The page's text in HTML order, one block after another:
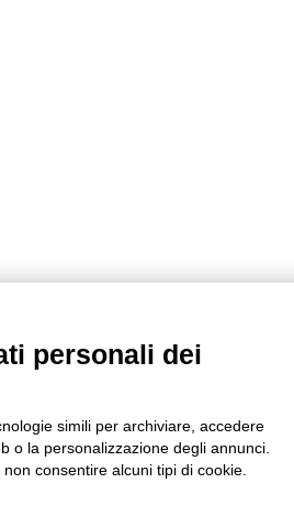
personali dei
simili per archiviare, accedere
o la personalizzazione degli annunci.
consentire alcuni tipi di cookie.